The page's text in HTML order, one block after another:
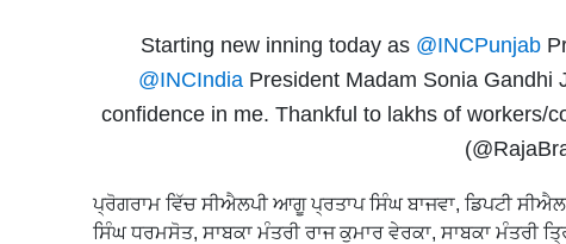
Starting new inning today as @INCPunjab
@INCIndia President Madam Sonia Gandhi
confidence in me. Thankful to lakhs of
ਪ੍ਰੋਗਰਾਮ ਵਿੱਚ ਸੀਐਲਪੀ ਆਗੂ ਪ੍ਰਤਾਪ ਸਿੰਘ ਬਾਜਵਾ, ਡਿਪਟੀ
ਸਿੰਘ ਧਰਮਸੋਤ, ਸਾਬਕਾ ਮੰਤਰੀ ਰਾਜ ਕੁਮਾਰ ਵੇਰਕਾ, ਸਾਬਕਾ ਮੰਤਰੀ